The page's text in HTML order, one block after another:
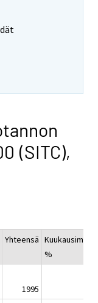
(SITC),
Yhteensä
%
1995